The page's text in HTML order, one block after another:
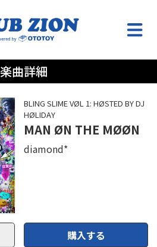
楽曲詳細
BLING SLIME VØL 1: HØSTED BY DJ
HØLIDAY
MAN ØN THE MØØN
diamond*
購入する